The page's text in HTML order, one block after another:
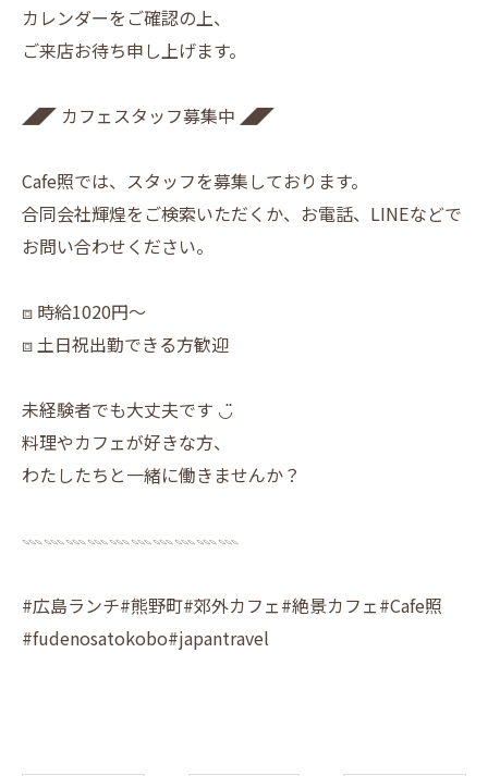
カレンダーをご確認の上、
ご来店お待ち申し上げます。
◢◤ カフェスタッフ募集中 ◢◤
Cafe照では、スタッフを募集しております。
合同会社輝煌をご検索いただくか、お電話、LINEなどで
お問い合わせください。
⧈ 時給1020円〜
⧈ 土日祝出勤できる方歓迎
未経験者でも大丈夫です ◡̈
料理やカフェが好きな方、
わたしたちと一緒に働きませんか？
𓇠𓇠𓇠𓇠𓇠𓇠𓇠𓇠𓇠𓇠
#広島ランチ#熊野町#郊外カフェ#絶景カフェ#Cafe照
#fudenosatokobo#japantravel